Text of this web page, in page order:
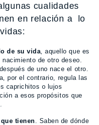
cualidades
en relación a lo
de su vida , aquello que es
de otro deseo.
de uno nace el otro.
por el contrario, regula las
caprichitos o lujos
a esos propósitos que
tienen . Saben de dónde